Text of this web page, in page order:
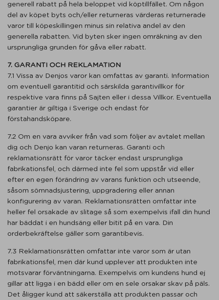
generell rabatt på hela beloppet vid köptillfället. Om någon
del av köpet byts och/eller returneras värderas returnerade
varor till köpeskillingen minus sin relativa andel av den
generella rabatten. Vid byten sker ingen omräkning av den
ursprungliga grunden för gåva eller rabatt.
7. GARANTI OCH REKLAMATION
7.1 Vissa av Denjos varor kan omfattas av garanti. Information
om eventuell garantitid och särskilda garantivillkor för
respektive vara finns på Sajten eller i dessa Villkor. Eventuella
garantier är giltiga i Sverige och endast för
förstahandsköpare.
7.2 Om en vara avviker från vad som följer av avtalet mellan
dig och Denjo kan varan returneras. Garanti och
reklamationsrätt för varor täcker endast ursprungliga
fabrikationsfel, och därmed inte fel som uppstår vid eller
efter en egen förändring av varans funktion och utseende,
såsom sömnadsjustering, uppgradering eller annan
konfigurering av varan. Reklamationsrätten omfattar inte
heller fel orsakade av slitage så som exempelvis ifall din hund
har bäddat i en hundsäng eller bitit på en vara. Din
orderbekräftelse gäller som garantibevis.
7.3 Reklamationsrätten omfattar inte varor som är utan
fabrikationsfel, men där kund upplever att produkten inte
motsvarar förväntningarna. Exempelvis om kundens hund ej
gillar att ligga i en bädd eller om en sele orsakar skav på päls.
Det åligger kund att säkerställa att produkten passar och